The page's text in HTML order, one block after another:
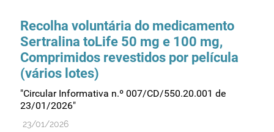
Recolha voluntária do medicamento
Sertralina toLife 50 mg e 100 mg,
Comprimidos revestidos por película
(vários lotes)
"Circular Informativa n.º 007/CD/550.20.001 de
23/01/2026"
23/01/2026